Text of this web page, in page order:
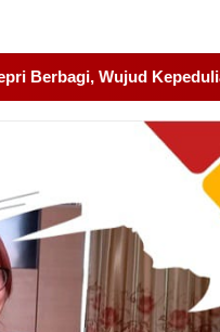
Pondok Tahfidz Yatim